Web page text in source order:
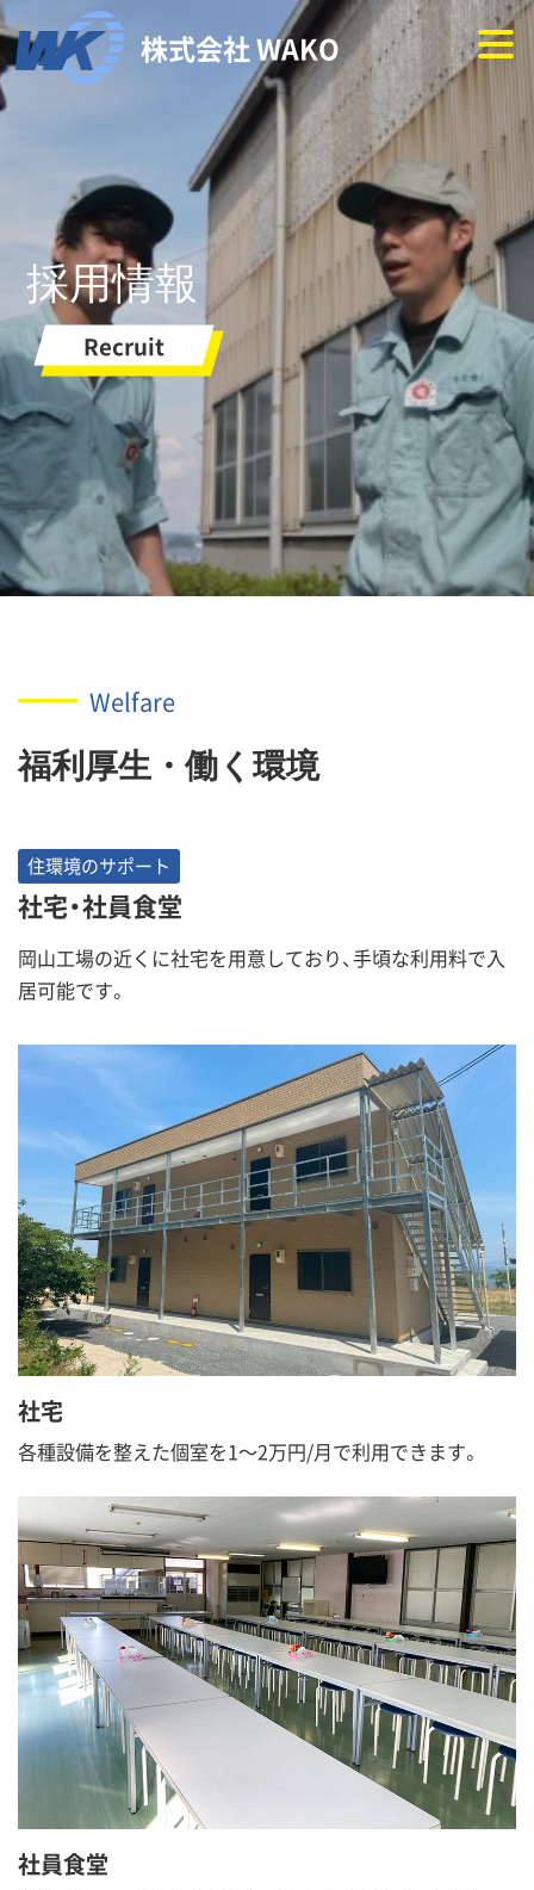
株式会社 WAKO
採用情報
Recruit
Welfare
福利厚生・働く環境
住環境のサポート
社宅・社員食堂
岡山工場の近くに社宅を用意しており、手頃な利用料で入
居可能です。
社宅
各種設備を整えた個室を1～2万円/月で利用できます。
社員食堂